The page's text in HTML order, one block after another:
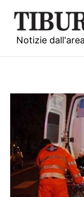
contenuto
Notizie